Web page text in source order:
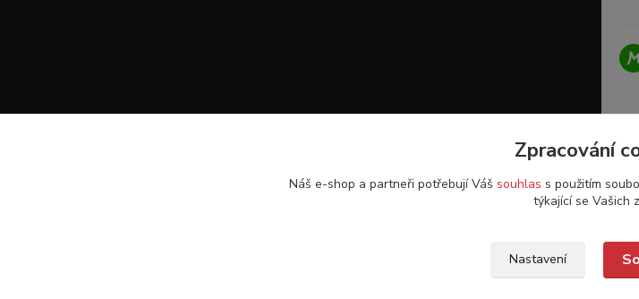
Zpracování
Náš e-shop a partneři potřebují Váš souhlas s použitím
týkající se Vašich
Nastavení